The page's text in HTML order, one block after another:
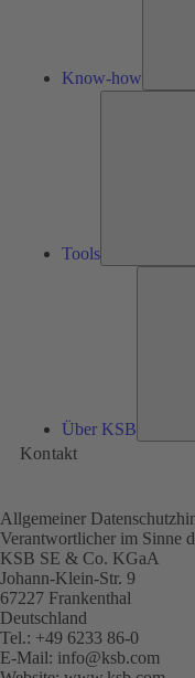
Know-how
Tools
Über KSB
Kontakt
Allgemeiner
Verantwortlicher im Sinne
KSB SE & Co. KGaA
Johann-Klein-Str. 9
67227 Frankenthal
Deutschland
Tel.: +49 6233 86-0
E-Mail: info@ksb.com